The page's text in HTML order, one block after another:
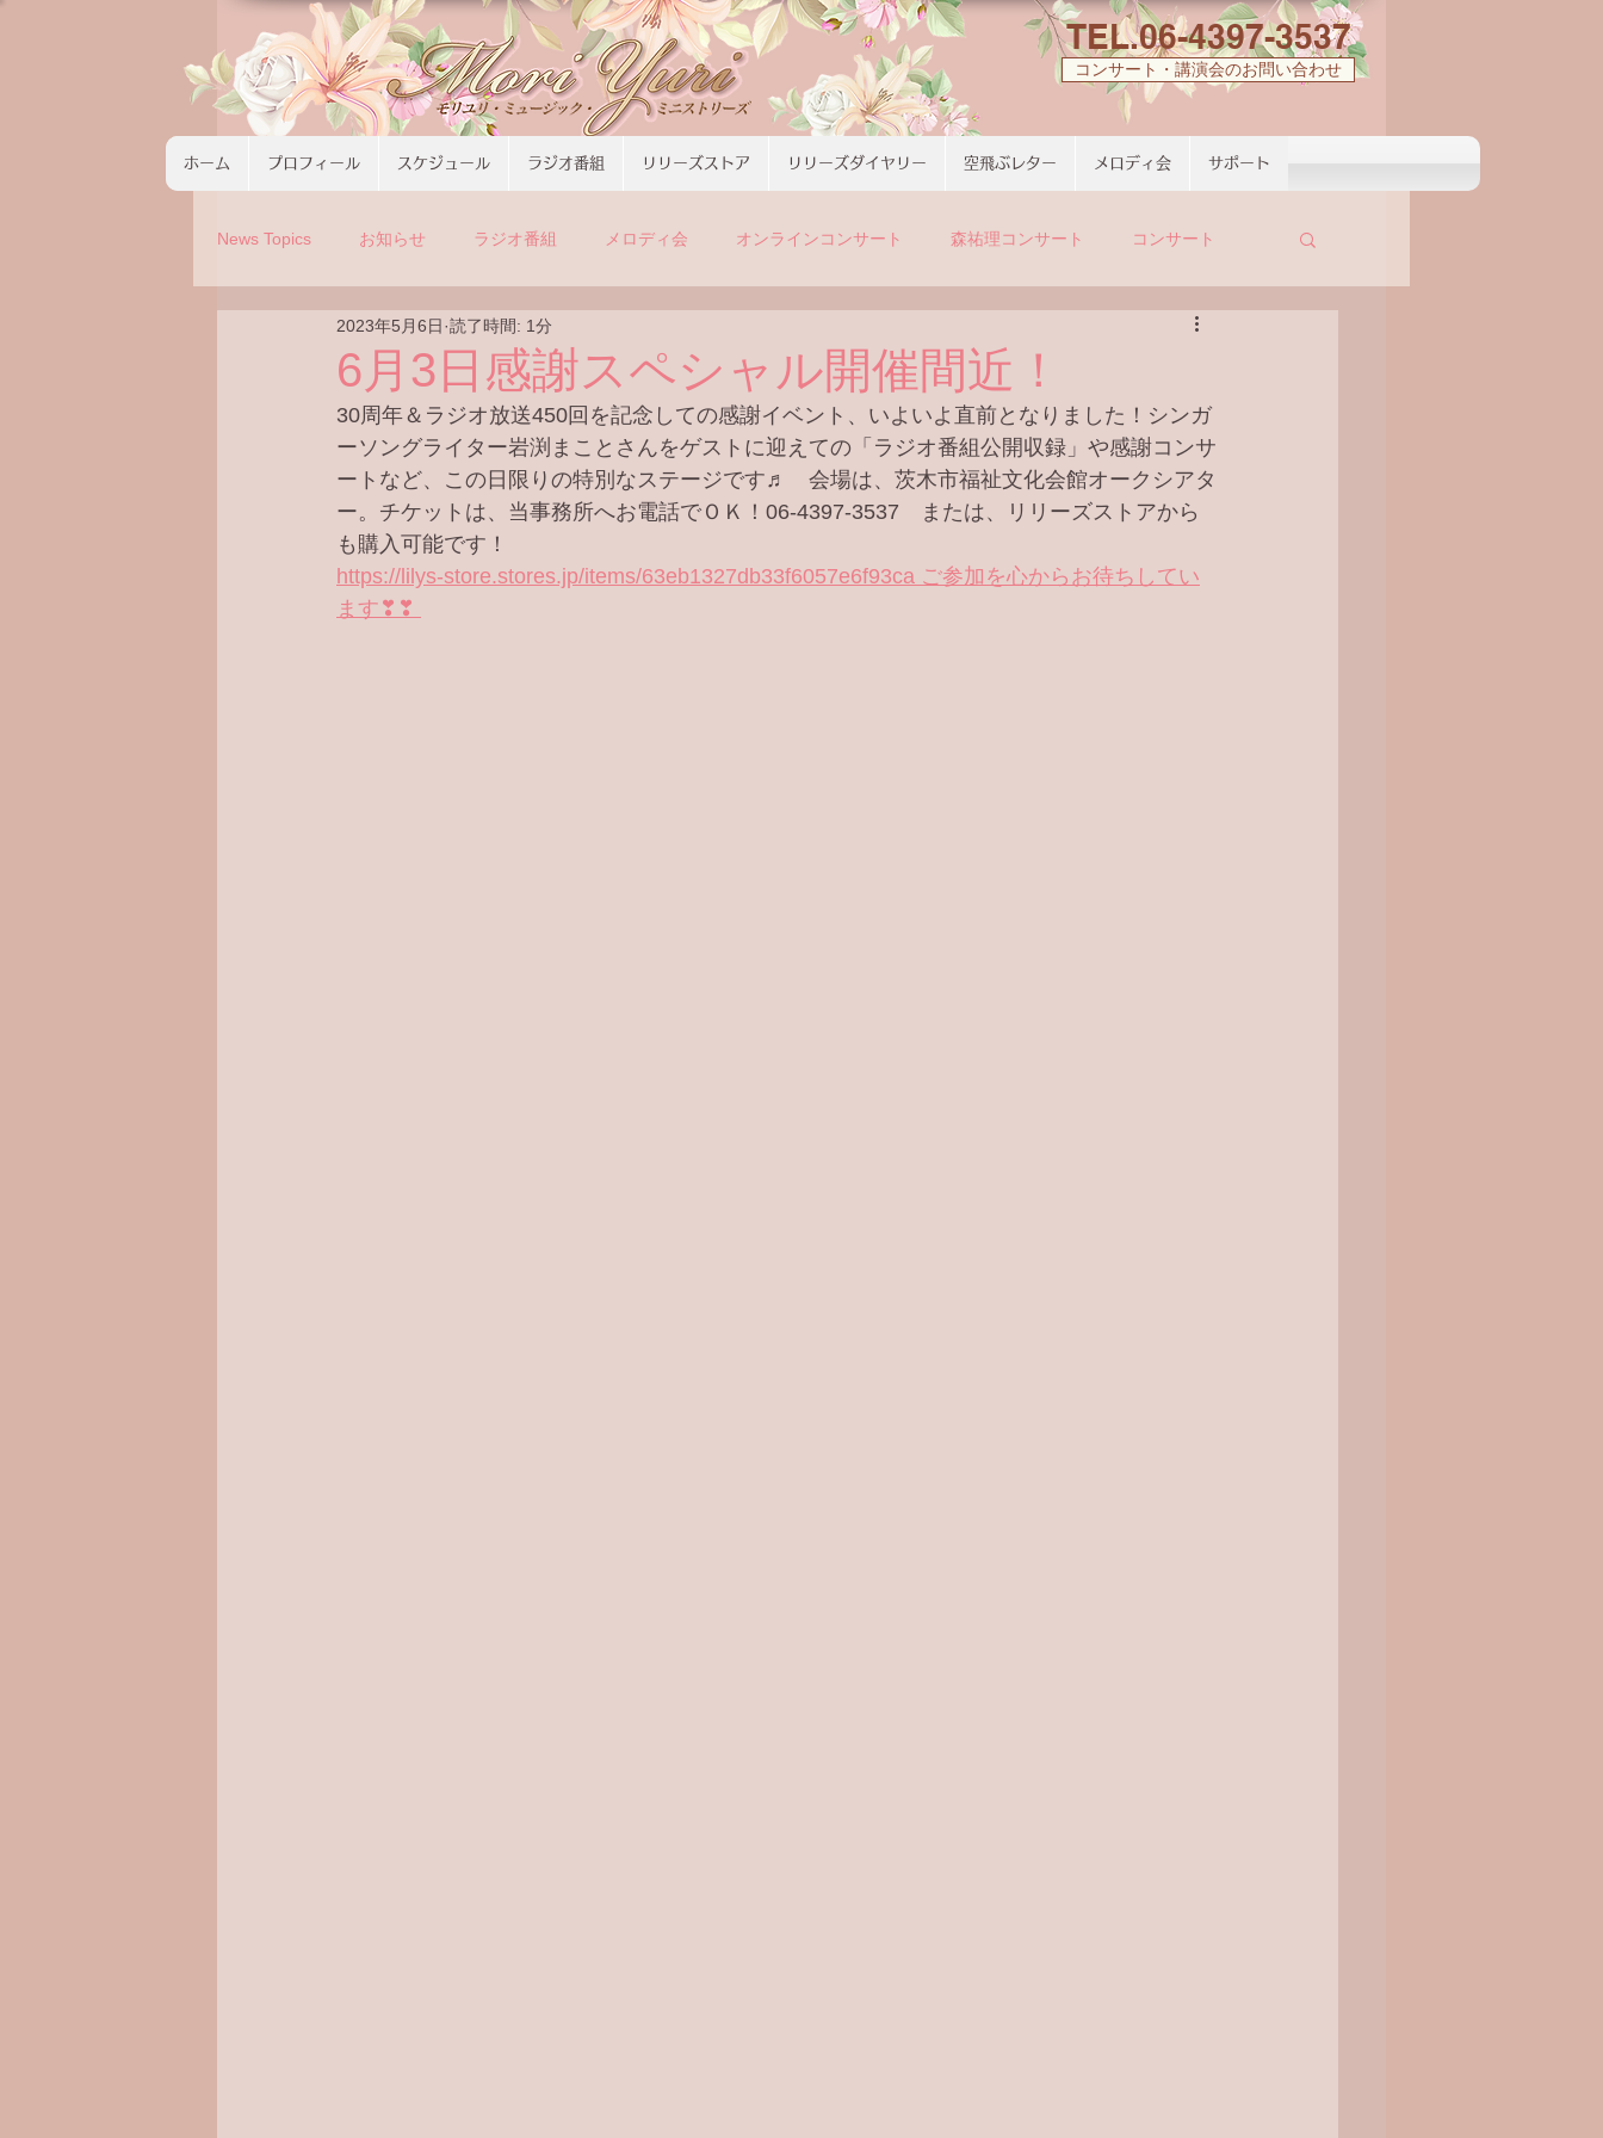
TEL.06-4397-3537
コンサート・講演会のお問い合わせ
ホーム プロフィール スケジュール ラジオ番組 リリーズストア リリーズダイヤリー 空飛ぶレター メロディ会 サポート
News Topics お知らせ ラジオ番組 メロディ会 オンラインコンサート 森祐理コンサート コンサート
コンサート ツアーの募集
6月3日感謝スペシャル開催間近！
2023年5月6日 読了時間: 1分
30周年＆ラジオ放送450回を記念しての感謝イベント、いよいよ直前となりました！シンガ
ーソングライター岩渕まことさんをゲストに迎えての「ラジオ番組公開収録」や感謝コンサ
ートなど、この日限りの特別なステージです♬　会場は、茨木市福祉文化会館オークシアタ
ー。チケットは、当事務所へお電話でＯＫ！06-4397-3537　または、リリーズストアから
も購入可能です！
https://lilys-store.stores.jp/items/63eb1327db33f6057e6f93ca ご参加を心からお待ちしてい
ます❣❣